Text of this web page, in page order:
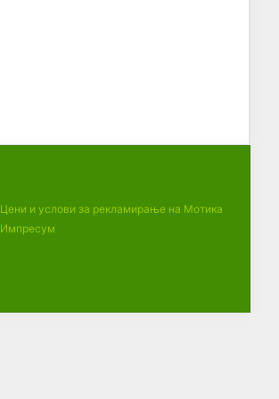
Цени и услови за рекламирање на Мотика
Импресум